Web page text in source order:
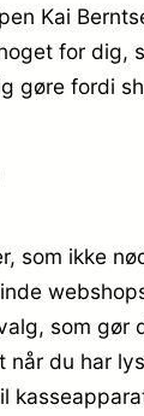
Kai
for
fordi
som ikke
som gør
når du har